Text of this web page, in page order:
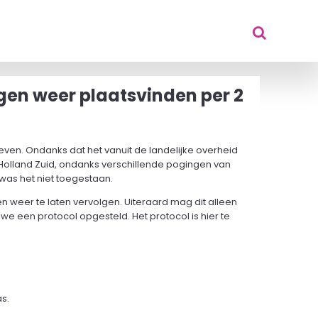
weer plaatsvinden per 2
Ondanks dat het vanuit de landelijke overheid
Zuid, ondanks verschillende pogingen van
het niet toegestaan.
weer te laten vervolgen. Uiteraard mag dit alleen
een protocol opgesteld. Het protocol is hier te